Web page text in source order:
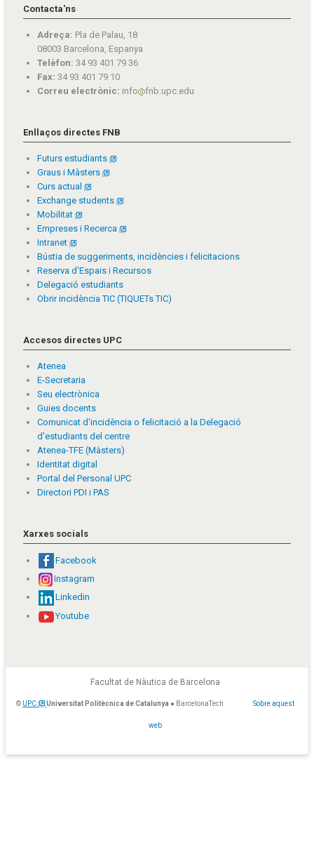
Contacta'ns
Adreça: Pla de Palau, 18
08003 Barcelona, Espanya
Telèfon: 34 93 401 79 36
Fax: 34 93 401 79 10
Correu electrònic: info fnb.upc.edu
Enllaços directes FNB
Futurs estudiants
Graus i Màsters
Curs actual
Exchange students
Mobilitat
Empreses i Recerca
Intranet
Bústia de suggeriments, incidències i felicitacions
Reserva d'Espais i Recursos
Delegació estudiants
Obrir incidència TIC (TIQUETs TIC)
Accesos directes UPC
Atenea
E-Secretaria
Seu electrònica
Guies docents
Comunicat d'incidència o felicitació a la Delegació
d'estudiants del centre
Atenea-TFE (Màsters)
Identitat digital
Portal del Personal UPC
Directori PDI i PAS
Xarxes socials
Facebook
Instagram
Linkedin
Youtube
Facultat de Nàutica de Barcelona
© UPC Universitat Politècnica de Catalunya ● BarcelonaTech Sobre aquest
web